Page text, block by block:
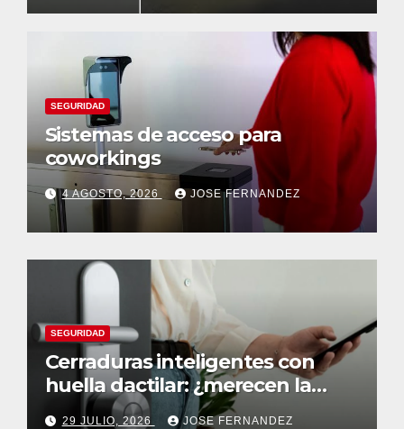
SEGURIDAD
Sistemas de acceso para
coworkings
4 AGOSTO, 2026 JOSE FERNANDEZ
SEGURIDAD
Cerraduras inteligentes con
huella dactilar: ¿merecen la
pena?
29 JULIO, 2026 JOSE FERNANDEZ